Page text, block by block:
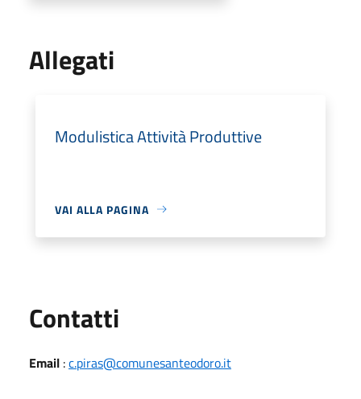
Allegati
Modulistica Attività Produttive
VAI ALLA PAGINA
Contatti
Email :c.piras@comunesanteodoro.it